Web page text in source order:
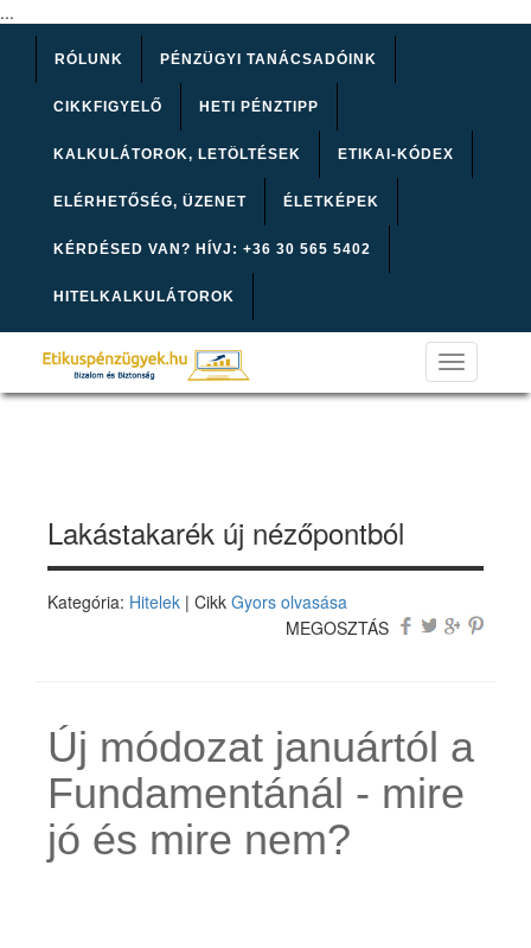
...
RÓLUNK PÉNZÜGYI TANÁCSADÓINK
CIKKFIGYELŐ HETI PÉNZTIPP
KALKULÁTOROK, LETÖLTÉSEK ETIKAI-KÓDEX
ELÉRHETŐSÉG, ÜZENET ÉLETKÉPEK
KÉRDÉSED VAN? HÍVJ: +36 30 565 5402
HITELKALKULÁTOROK
Toggle
navigation
Lakástakarék új nézőpontból
Kategória: Hitelek | Cikk Gyors olvasása
MEGOSZTÁS
Új módozat januártól a
Fundamentánál - mire
jó és mire nem?